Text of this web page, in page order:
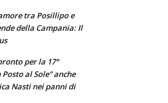
tra Posillipo e
della Campania: Il
per la 17°
Posto al Sole” anche
Nasti nei panni di